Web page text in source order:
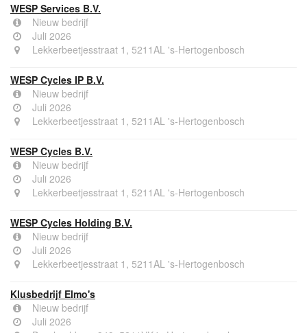
WESP Services B.V.
Nieuw bedrijf
Juli 2026
Lekkerbeetjesstraat 1, 5211AL 's-Hertogenbosch
WESP Cycles IP B.V.
Nieuw bedrijf
Juli 2026
Lekkerbeetjesstraat 1, 5211AL 's-Hertogenbosch
WESP Cycles B.V.
Nieuw bedrijf
Juli 2026
Lekkerbeetjesstraat 1, 5211AL 's-Hertogenbosch
WESP Cycles Holding B.V.
Nieuw bedrijf
Juli 2026
Lekkerbeetjesstraat 1, 5211AL 's-Hertogenbosch
Klusbedrijf Elmo's
Nieuw bedrijf
Juli 2026